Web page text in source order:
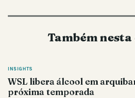
Também nesta
INSIGHTS
WSL libera álcool em
próxima temporada